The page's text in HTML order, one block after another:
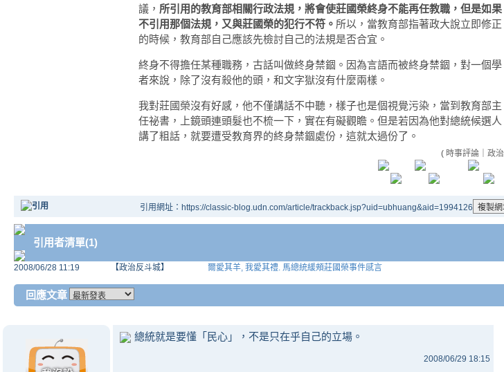
議， 所引用的教育部相關行政法規，將會使莊國榮終身不能再任教職，但是如果
不引用那個法規，又與莊國榮的犯行不符。 所以，當教育部指著政大說立即修正
的時候，教育部自己應該先檢討自己的法規是否合宜。
終身不得擔任某種職務，古話叫做終身禁錮。因為言語而被終身禁錮，對一個學
者來說，除了沒有殺他的頭，和文字獄沒有什麼兩樣。
我對莊國榮沒有好感，他不僅講話不中聽，樣子也是個視覺污染，當到教育部主
任祕書，上鏡頭連頭髮也不梳一下，實在有礙觀瞻。但是若因為他對總統候選人
講了粗話，就要遭受教育界的終身禁錮處份，這就太過份了。
( 時事評論 政治
引用網址：https://classic-blog.udn.com/article/trackback.jsp?uid=ubhuang&aid=1994126
引用者清單(1)
2008/06/28 11:19 【政治反斗城】 爾愛其羊, 我愛其禮. 馬總統緩頰莊國榮事件感言
回應文章
總統就是要懂「民心」，不是只在乎自己的立場。
2008/06/29 18:15